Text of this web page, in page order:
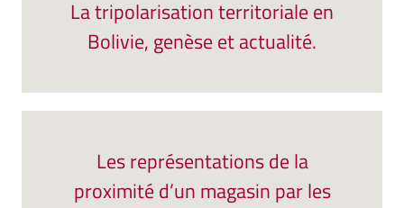
La tripolarisation territoriale en
Bolivie, genèse et actualité.
Les représentations de la
proximité d’un magasin par les